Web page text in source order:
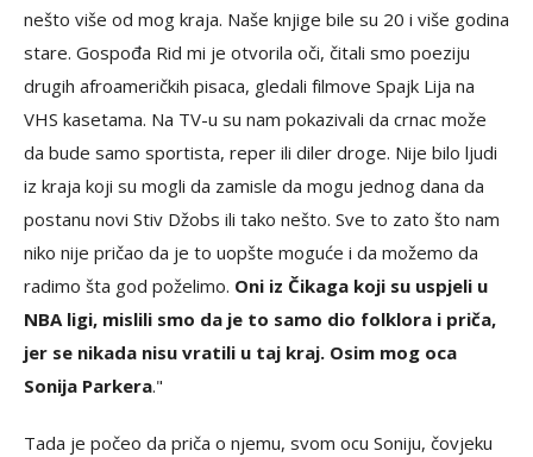
nešto više od mog kraja. Naše knjige bile su 20 i više godina
stare. Gospođa Rid mi je otvorila oči, čitali smo poeziju
drugih afroameričkih pisaca, gledali filmove Spajk Lija na
VHS kasetama. Na TV-u su nam pokazivali da crnac može
da bude samo sportista, reper ili diler droge. Nije bilo ljudi
iz kraja koji su mogli da zamisle da mogu jednog dana da
postanu novi Stiv Džobs ili tako nešto. Sve to zato što nam
niko nije pričao da je to uopšte moguće i da možemo da
radimo šta god poželimo. Oni iz Čikaga koji su uspjeli u
NBA ligi, mislili smo da je to samo dio folklora i priča,
jer se nikada nisu vratili u taj kraj. Osim mog oca
Sonija Parkera."
Tada je počeo da priča o njemu, svom ocu Soniju, čovjeku